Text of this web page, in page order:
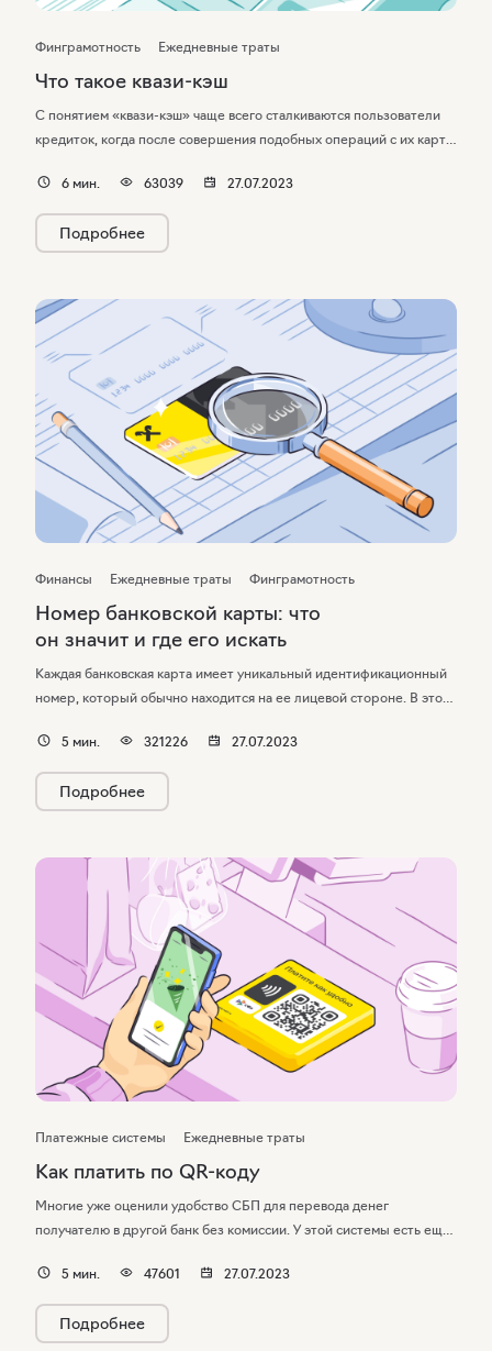
Финграмотность Ежедневные траты
Что такое квази-кэш
С понятием «квази-кэш» чаще всего сталкиваются пользователи
кредиток, когда после совершения подобных операций с их карты
знать, что такое quasi-cash, ведь по таким платежам они
не получат кэшбэк. Что такое квази-кэш? Почему за эти операции
по кредиткам банки берут комиссию? Как пользоваться картой без
Подробнее
6 мин. 63039 27.07.2023
Финансы Ежедневные траты Финграмотность
Номер банковской карты: что
он значит и где его искать
Каждая банковская карта имеет уникальный идентификационный
номер, который обычно находится на ее лицевой стороне. В этой
от типа платежной системы до данных о банке-эмитенте, который
выпустил это платежное средство. Разбираемся, для чего нужен
номер банковской карты, что он означает и где его можно найти
Подробнее
5 мин. 321226 27.07.2023
Платежные системы Ежедневные траты
Как платить по QR-коду
Многие уже оценили удобство СБП для перевода денег
получателю в другой банк без комиссии. У этой системы есть еще
бесконтактной оплаты в магазинах по QR-коду. Рассказываем, как
устроена оплата по QR-коду и в чем особенности этой
бесконтактной системы.
Подробнее
5 мин. 47601 27.07.2023